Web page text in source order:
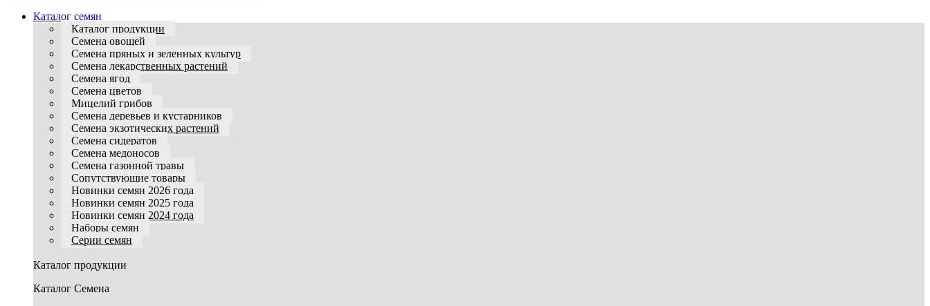
Каталог семян
Каталог продукции
Семена овощей
Семена пряных и зеленных культур
Семена лекарственных растений
Семена ягод
Семена цветов
Мицелий грибов
Семена деревьев и кустарников
Семена экзотических растений
Семена сидератов
Семена медоносов
Семена газонной травы
Сопутствующие товары
Новинки семян 2026 года
Новинки семян 2025 года
Новинки семян 2024 года
Наборы семян
Серии семян
Каталог продукции
Каталог Семена